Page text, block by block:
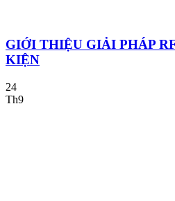
GIỚI THIỆU GIẢI PHÁP
KIỆN
24
Th9